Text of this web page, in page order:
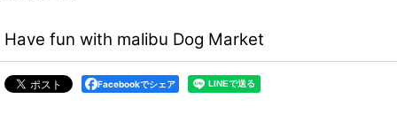
Have fun with malibu Dog Market
Facebookでシェア